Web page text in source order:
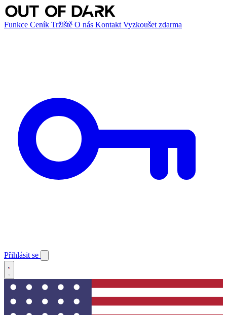
Funkce Ceník Tržiště O nás Kontakt Vyzkoušet zdarma
Přihlásit se